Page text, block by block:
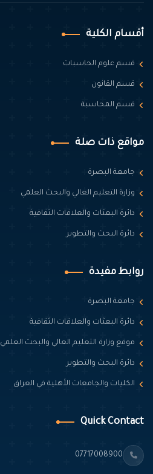
أقسام الكلية
قسم علوم الحاسبات
قسم القانون
قسم المحاسبة
مواقع ذات صلة
جامعة البصرة
وزارة التعليم العالي والبحث العلمي
دائرة البعثات والعلاقات الثقافية
دائرة البحث والتطوير
روابط مفيدة
جامعة البصرة
دائرة البعثات والعلاقات الثقافية
موقع وزارة التعليم العالي والبحث العلمي
دائرة البحث والتطوير
الكليات والجامعات الأهلية في العراق
Quick Contact
07717008900